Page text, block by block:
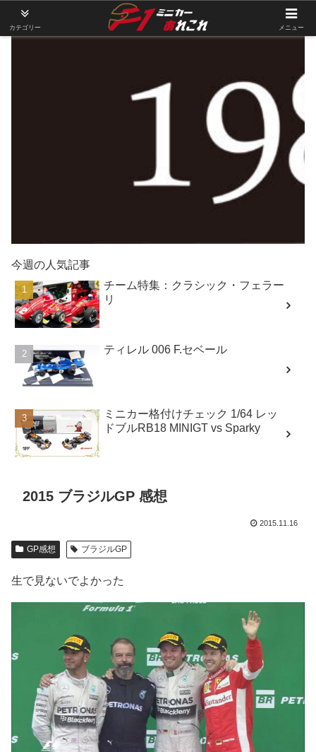
今週の人気記事
チーム特集：クラシック・フェラー
リ
ティレル 006 F.セベール
ミニカー格付けチェック 1/64 レッ
ドブルRB18 MINIGT vs Sparky
2015 ブラジルGP 感想
2015.11.16
GP感想 ブラジルGP
生で見ないでよかった
カテゴリー メニュー